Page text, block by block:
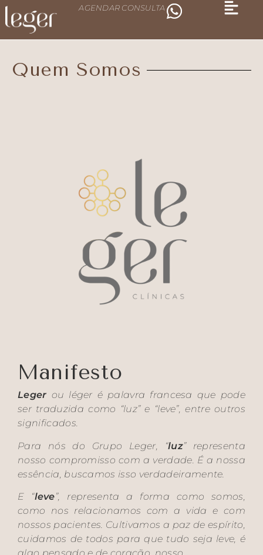
AGENDAR CONSULTA
Quem Somos
Manifesto
Leger ou léger é palavra francesa que pode
ser traduzida como “luz” e “leve”, entre outros
significados.
Para nós do Grupo Leger, “luz” representa
nosso compromisso com a verdade. É a nossa
essência, buscamos isso verdadeiramente.
E “leve”, representa a forma como somos,
como nos relacionamos com a vida e com
nossos pacientes. Cultivamos a paz de espírito,
cuidamos de todos para que tudo seja leve, é